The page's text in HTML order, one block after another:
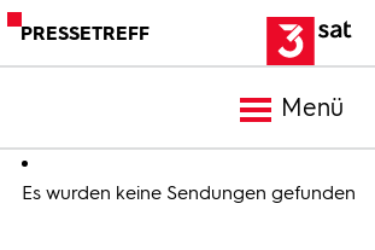
PRESSETREFF
Menü
Meldungen
Es wurden keine Sendungen gefunden